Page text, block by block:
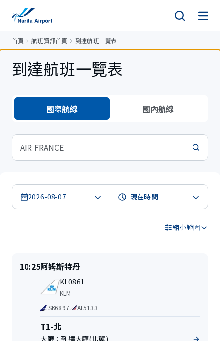
首頁 航班資訊首頁 到達航班一覽表
到達航班一覽表
國際航線 國內航線
AIR FRANCE
2026-08-07
縮小範圍
搜
尋
準
時
10:25出
發
阿姆斯特丹
航
班
號
KL0861
航
公
司
KLM
代
碼
共
享
SK6897 AF5133
航
站
T1-北
大廳： 到達大廳(北翼)